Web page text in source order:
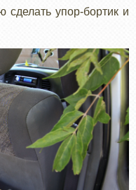
упор-бортик и